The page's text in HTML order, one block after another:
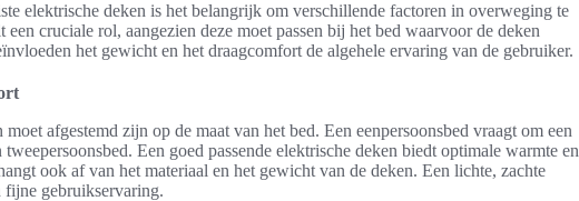
elektrische deken is het belangrijk om verschillende factoren in overweging te
een cruciale rol, aangezien deze moet passen bij het bed waarvoor de deken
het gewicht en het draagcomfort de algehele ervaring van de gebruiker.
afgestemd zijn op de maat van het bed. Een eenpersoonsbed vraagt om een
tweepersoonsbed. Een goed passende elektrische deken biedt optimale warmte en
ook af van het materiaal en het gewicht van de deken. Een lichte, zachte
fijne gebruikservaring.